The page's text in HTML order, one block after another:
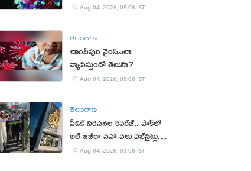
Aug 04, 2026, 05:08 IST
తెలంగాణ
చాందీపుర వైరస్ఎలా
వ్యాపిస్తుందో తెలుసా?
Aug 04, 2026, 05:08 IST
తెలంగాణ
పీఓకే నిరసనల కవరేజ్.. పాక్‌లో
అల్ జజీరా సహా పలు వెబ్‌సైట్లు
బంద్Aug 04, 2026, 03:08 IST